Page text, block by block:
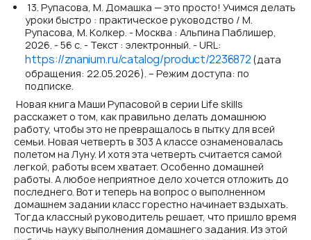
13. Рупасова, М. Домашка — это просто! Учимся делать
уроки быстро : практическое руководство / М.
Рупасова, М. Колкер. - Москва : Альпина Паблишер,
2026. - 56 с. - Текст : электронный. - URL:
https://znanium.ru/catalog/product/2236872 (дата
обращения: 22.05.2026). – Режим доступа: по
подписке.
Новая книга Маши Рупасовой в серии Life skills
расскажет о том, как правильно делать домашнюю
работу, чтобы это не превращалось в пытку для всей
семьи. Новая четверть в 303 А классе ознаменовалась
полетом на Луну. И хотя эта четверть считается самой
легкой, работы всем хватает. Особенно домашней
работы. А любое неприятное дело хочется отложить до
последнего. Вот и теперь на вопрос о выполненном
домашнем задании класс горестно начинает вздыхать.
Тогда классный руководитель решает, что пришло время
постичь науку выполнения домашнего задания. Из этой